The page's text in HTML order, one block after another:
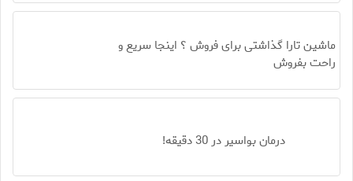
ماشین تارا گذاشتی برای فروش ؟ اینجا سریع و
راحت بفروش
درمان بواسیر در 30 دقیقه!